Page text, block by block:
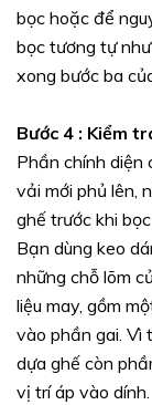
bọc hoặc để
bọc tương tự
xong bước ba
Bước 4 : Kiểm
Phần chính diện
vải mới phủ lên,
ghế trước khi
Bạn dùng keo
những chỗ lõm
liệu may, gồm
vào phần gai. Vì
dựa ghế còn
vị trí áp vào dính.